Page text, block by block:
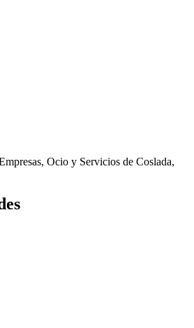
Ocio y Servicios de Coslada,